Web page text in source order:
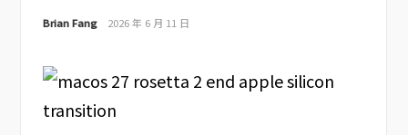
Brian Fang 2026 年 6 月 11 日